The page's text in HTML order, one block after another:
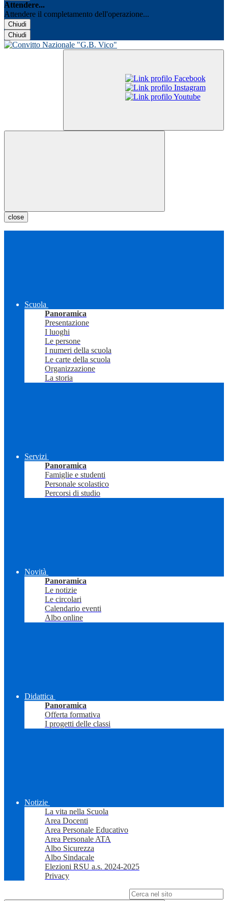
Attendere...
Attendere il completamento dell'operazione...
Chiudi
Chiudi
close
Scuola
Panoramica
Presentazione
I luoghi
Le persone
I numeri della scuola
Le carte della scuola
Organizzazione
La storia
Servizi
Panoramica
Famiglie e studenti
Personale scolastico
Percorsi di studio
Novità
Panoramica
Le notizie
Le circolari
Calendario eventi
Albo online
Didattica
Panoramica
Offerta formativa
I progetti delle classi
Notizie
La vita nella Scuola
Area Docenti
Area Personale Educativo
Area Personale ATA
Albo Sicurezza
Albo Sindacale
Elezioni RSU a.s. 2024-2025
Privacy